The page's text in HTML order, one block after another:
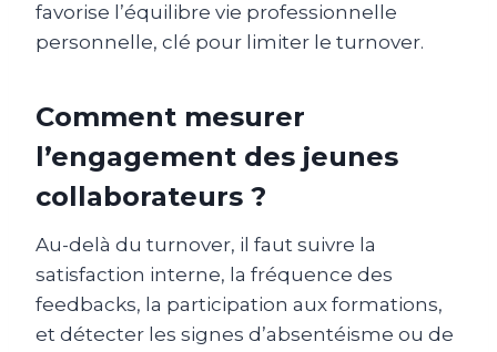
favorise l’équilibre vie professionnelle
personnelle, clé pour limiter le turnover.
Comment mesurer
l’engagement des jeunes
collaborateurs ?
Au-delà du turnover, il faut suivre la
satisfaction interne, la fréquence des
feedbacks, la participation aux formations,
et détecter les signes d’absentéisme ou de